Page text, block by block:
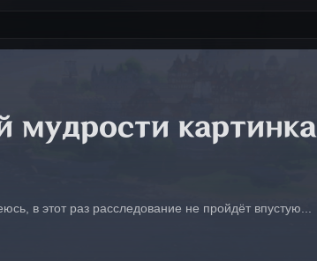
мудрости картинка
в этот раз расследование не пройдёт впустую...